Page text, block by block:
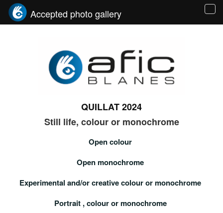
Accepted photo gallery
QUILLAT 2024
Still life, colour or monochrome
Open colour
Open monochrome
Experimental and/or creative colour or monochrome
Portrait , colour or monochrome